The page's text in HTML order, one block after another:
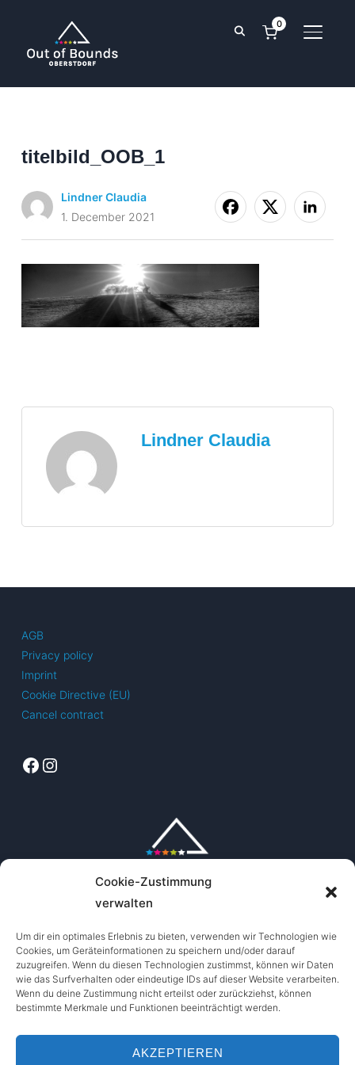
Cookie-Zustimmung
verwalten
Um dir ein optimales Erlebnis zu bieten, verwenden wir Technologien wie
Cookies, um Geräteinformationen zu speichern und/oder darauf
zuzugreifen. Wenn du diesen Technologien zustimmst, können wir Daten
wie das Surfverhalten oder eindeutige IDs auf dieser Website verarbeiten.
Wenn du deine Zustimmung nicht erteilst oder zurückziehst, können
bestimmte Merkmale und Funktionen beeinträchtigt werden.
AKZEPTIEREN
0
titelbild_OOB_1
Lindner Claudia
1. December 2021
Lindner Claudia
AGB
Privacy policy
Imprint
Cookie Directive (EU)
Cancel contract
Facebook
Instagram